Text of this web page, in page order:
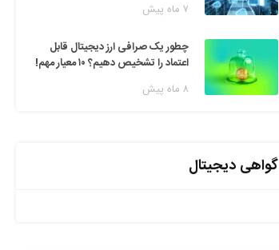
۷ ماه پیش
چطور یک صرافی ارز دیجیتال قابل
اعتماد را تشخیص دهیم؟ ۱۰ معیار مهم!
۸ ماه پیش
گواهی دیجیتال